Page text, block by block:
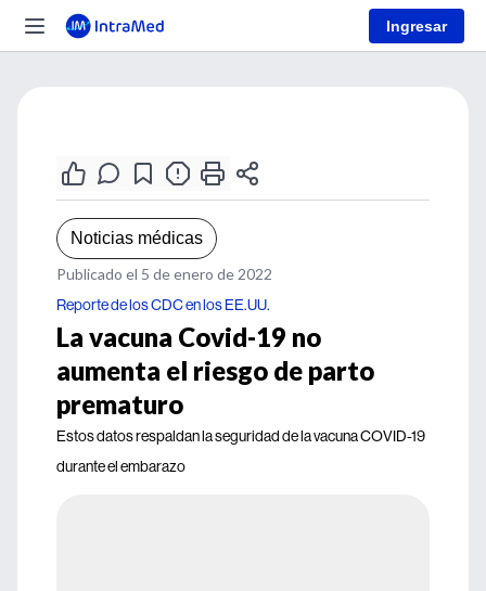
Ingresar
Noticias médicas
Publicado el 5 de enero de 2022
Reporte de los CDC en los EE.UU.
La vacuna Covid-19 no
aumenta el riesgo de parto
prematuro
Estos datos respaldan la seguridad de la vacuna COVID-19
durante el embarazo